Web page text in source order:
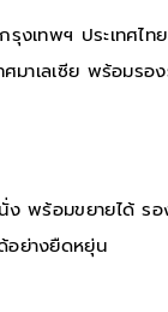
งเทพฯ ประเทศไท
ศมาเลเซีย พร้อมรอ
พร้อมขยายได้ รอ
ย่างยืดหยุ่น